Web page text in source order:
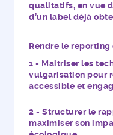
qualitatifs, en vue
d’un label déjà
Rendre le
Maitriser les
vulgarisation pour
accessible et
Structurer le
maximiser son